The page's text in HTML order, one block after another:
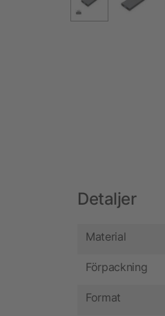
Detaljer
Material
Förpackning
Format